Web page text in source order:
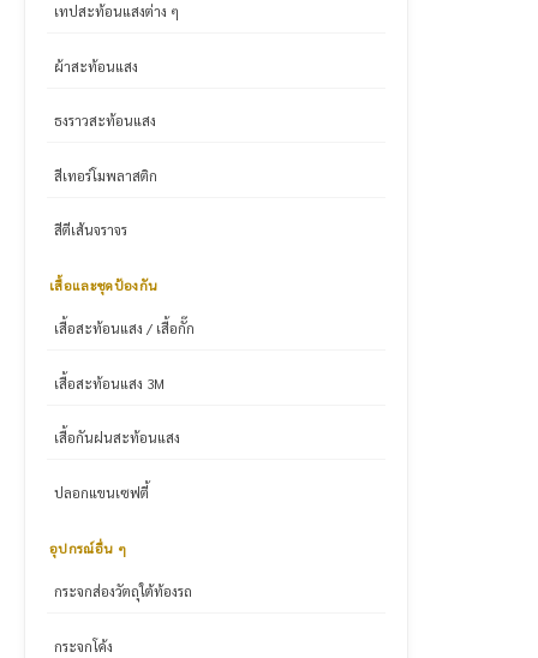
เทปสะท้อนแสงต่าง ๆ
ผ้าสะท้อนแสง
ธงราวสะท้อนแสง
สีเทอร์โมพลาสติก
สีตีเส้นจราจร
เสื้อและชุดป้องกัน
เสื้อสะท้อนแสง / เสื้อกั๊ก
เสื้อสะท้อนแสง 3M
เสื้อกันฝนสะท้อนแสง
ปลอกแขนเซฟตี้
อุปกรณ์อื่น ๆ
กระจกส่องวัตถุใต้ท้องรถ
กระจกโค้ง